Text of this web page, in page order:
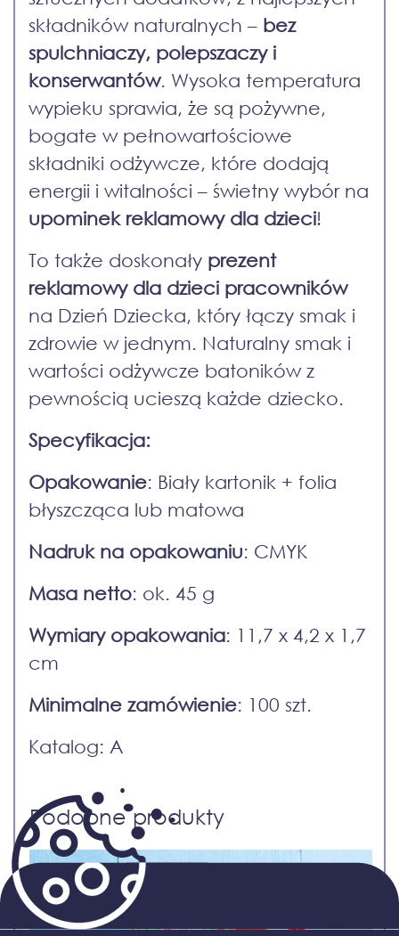
składników naturalnych – bez
spulchniaczy, polepszaczy i
konserwantów. Wysoka temperatura
wypieku sprawia, że są pożywne,
bogate w pełnowartościowe
składniki odżywcze, które dodają
energii i witalności – świetny wybór na
upominek reklamowy dla dzieci!
To także doskonały prezent
reklamowy dla dzieci pracowników
na Dzień Dziecka, który łączy smak i
zdrowie w jednym. Naturalny smak i
wartości odżywcze batoników z
pewnością ucieszą każde dziecko.
Specyfikacja:
Opakowanie: Biały kartonik + folia
błyszcząca lub matowa
Nadruk na opakowaniu: CMYK
Masa netto: ok. 45 g
Wymiary opakowania: 11,7 x 4,2 x 1,7
cm
Minimalne zamówienie: 100 szt.
Katalog: A
Podobne produkty